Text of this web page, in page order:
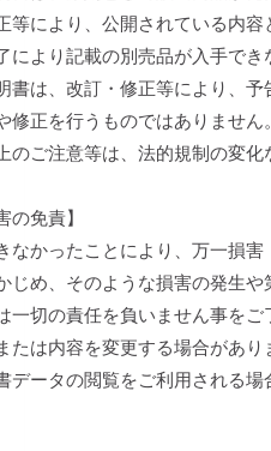
等により、公開されている内
より記載の別売品が入手でき
書は、改訂・修正等により、
正を行うものではありません
ご注意等は、法的規制の変化
の免責】
なかったことにより、万一損
じめ、そのような損害の発生
切の責任を負いません事をご
は内容を変更する場合があり
データの閲覧をご利用される